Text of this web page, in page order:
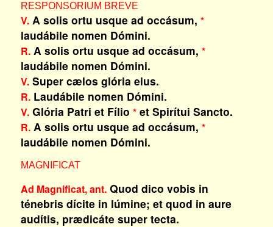
RESPONSORIUM BREVE
V.A solis ortu usque ad occásum, *
laudábile nomen Dómini.
R.A solis ortu usque ad occásum, *
laudábile nomen Dómini.
V.Super cælos glória eius.
R.Laudábile nomen Dómini.
V.Glória Patri et Fílio *et Spirítui Sancto.
R.A solis ortu usque ad occásum, *
laudábile nomen Dómini.
MAGNIFICAT
Ad Magnificat, ant. Quod dico vobis in
ténebris dícite in lúmine; et quod in aure
audítis, prædicáte super tecta.